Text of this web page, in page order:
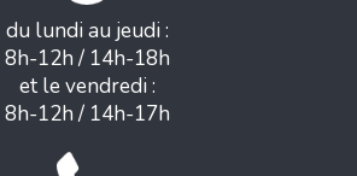
du lundi au jeudi :
8h-12h / 14h-18h
et le vendredi :
8h-12h / 14h-17h